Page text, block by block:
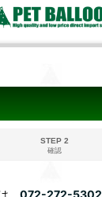
STEP 2
確認
072-272-5302